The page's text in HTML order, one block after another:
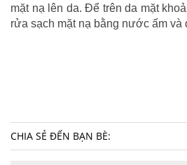
mặt nạ lên da. Để trên da mặt
rửa sạch mặt nạ bằng nước ấm và
CHIA SẺ ĐẾN BẠN BÈ: